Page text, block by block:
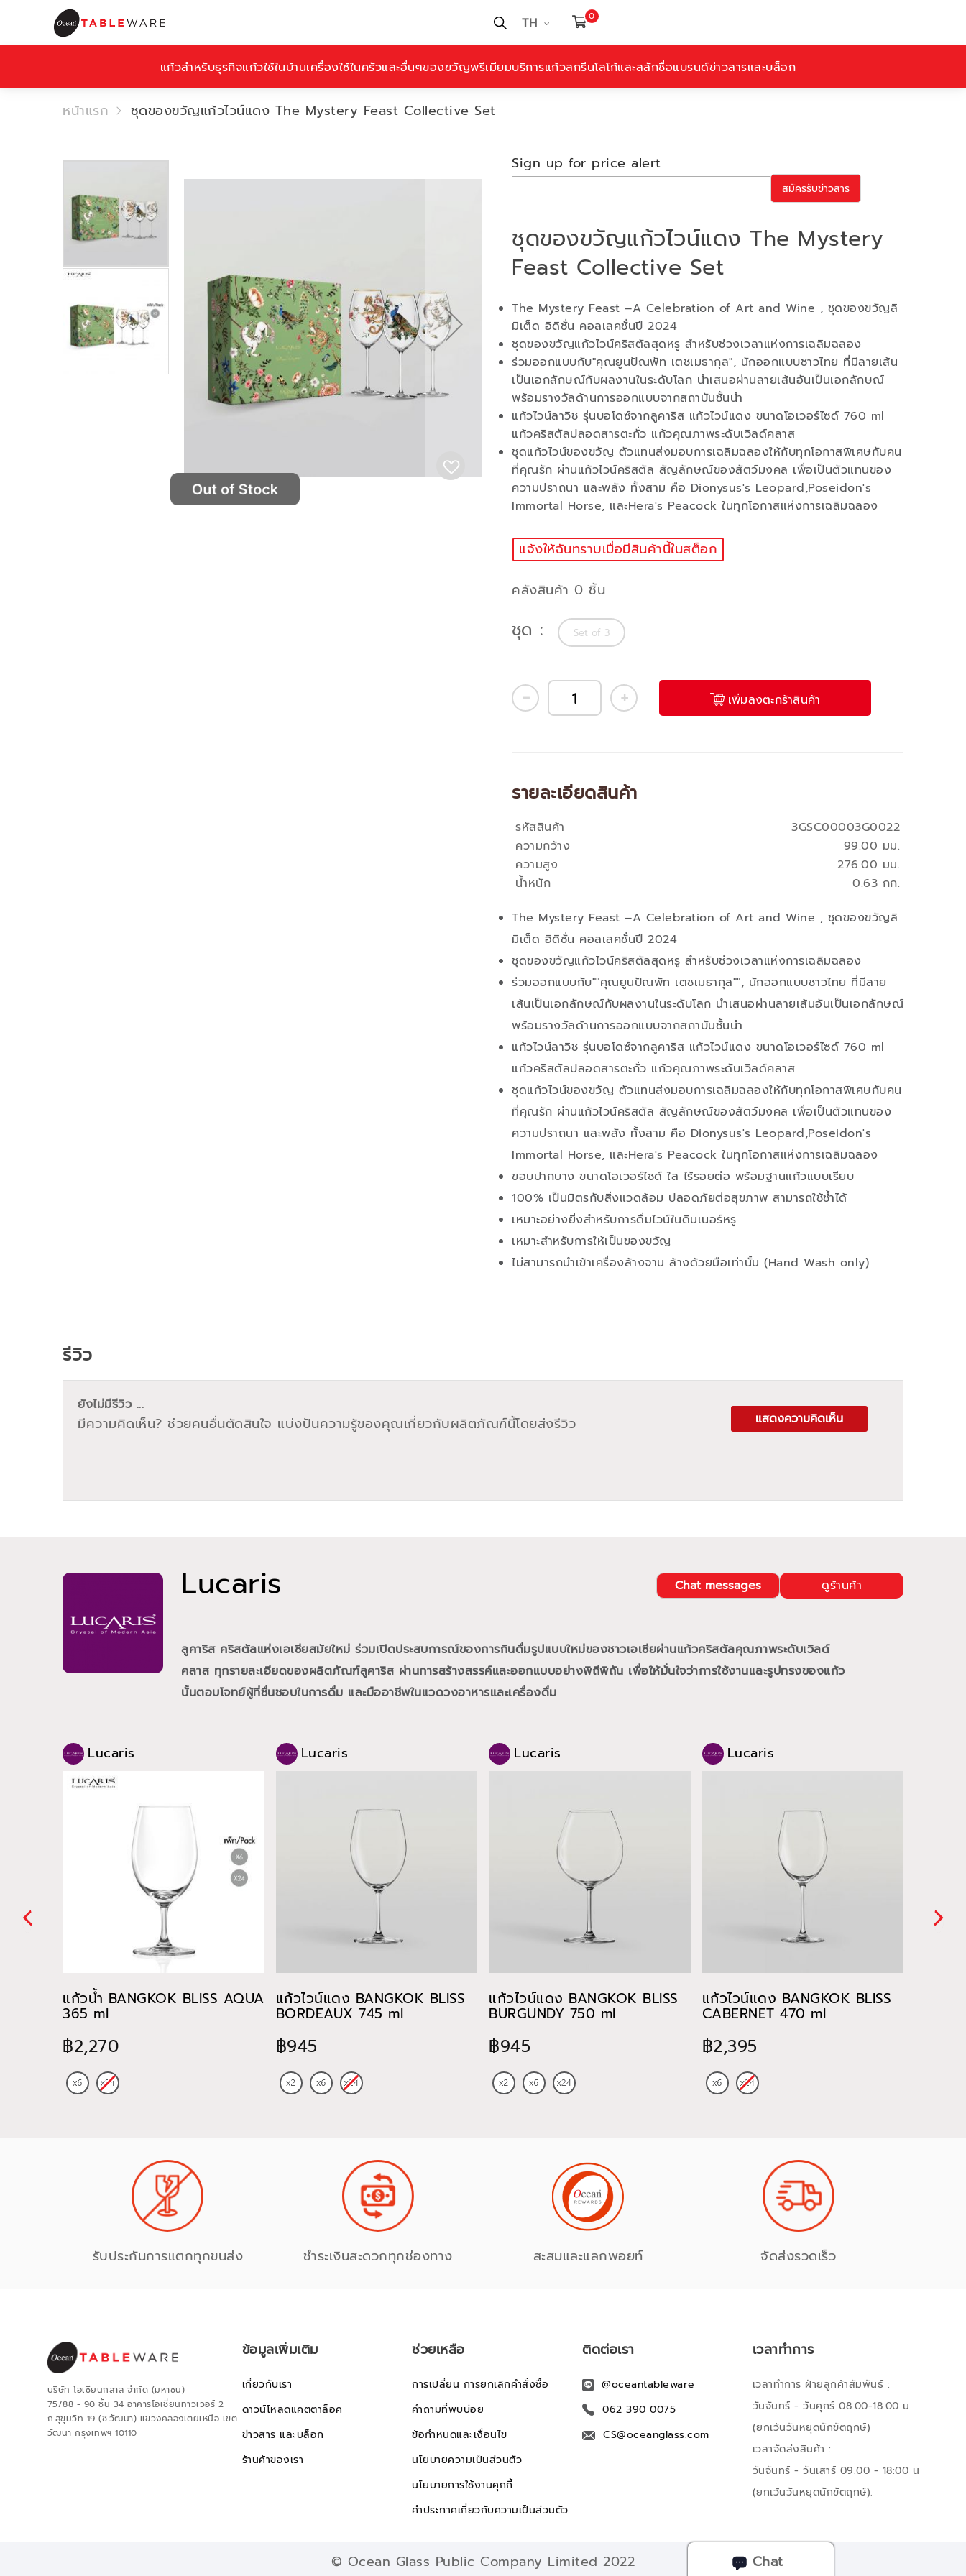
TH 0
แก้วสำหรับธุรกิจแก้วใช้ในบ้านเครื่องใช้ในครัวและอื่นๆของขวัญพรีเมียมบริการแก้วสกรีนโลโก้และสลักชื่อแบรนด์ข่าวสารและบล็อก
หน้าแรก ชุดของขวัญแก้วไวน์แดง The Mystery Feast Collective Set
ชุดของขวัญแก้วไวน์แดง The Mystery
Feast Collective Set
คลังสินค้า 0 ชิ้น
The Mystery Feast –A Celebration of Art and Wine , ชุดของขวัญลิ
มิเต็ด อิดิชั่น คอลเลคชั่นปี 2024
ชุดของขวัญแก้วไวน์คริสตัลสุดหรู สำหรับช่วงเวลาแห่งการเฉลิมฉลอง
ร่วมออกแบบกับ"คุณยูนปัณพัท เตชเมธากุล", นักออกแบบชาวไทย ที่มีลายเส้น
เป็นเอกลักษณ์กับผลงานในระดับโลก นำเสนอผ่านลายเส้นอันเป็นเอกลักษณ์
พร้อมรางวัลด้านการออกแบบจากสถาบันชั้นนำ
แก้วไวน์ลาวิช รุ่นบอโดซ์จากลูคาริส แก้วไวน์แดง ขนาดโอเวอร์ไซด์ 760 ml
แก้วคริสตัลปลอดสารตะกั่ว แก้วคุณภาพระดับเวิลด์คลาส
ชุดแก้วไวน์ของขวัญ ตัวแทนส่งมอบการเฉลิมฉลองให้กับทุกโอกาสพิเศษกับคน
ที่คุณรัก ผ่านแก้วไวน์คริสตัล สัญลักษณ์ของสัตว์มงคล เพื่อเป็นตัวแทนของ
ความปราถนา และพลัง ทั้งสาม คือ Dionysus's Leopard,Poseidon's
Immortal Horse, และHera's Peacock ในทุกโอกาสแห่งการเฉลิมฉลอง
Sign up for price alert
สมัครรับข่าวสาร
แจ้งให้ฉันทราบเมื่อมีสินค้านี้ในสต็อก
ชุด Set of 3
เพิ่มลงตะกร้าสินค้า
The Mystery Feast –A Celebration of Art and Wine , ชุดของขวัญลิ
มิเต็ด อิดิชั่น คอลเลคชั่นปี 2024
ชุดของขวัญแก้วไวน์คริสตัลสุดหรู สำหรับช่วงเวลาแห่งการเฉลิมฉลอง
ร่วมออกแบบกับ""คุณยูนปัณพัท เตชเมธากุล"", นักออกแบบชาวไทย ที่มีลาย
เส้นเป็นเอกลักษณ์กับผลงานในระดับโลก นำเสนอผ่านลายเส้นอันเป็นเอกลักษณ์
พร้อมรางวัลด้านการออกแบบจากสถาบันชั้นนำ
แก้วไวน์ลาวิช รุ่นบอโดซ์จากลูคาริส แก้วไวน์แดง ขนาดโอเวอร์ไซด์ 760 ml
แก้วคริสตัลปลอดสารตะกั่ว แก้วคุณภาพระดับเวิลด์คลาส
ชุดแก้วไวน์ของขวัญ ตัวแทนส่งมอบการเฉลิมฉลองให้กับทุกโอกาสพิเศษกับคน
ที่คุณรัก ผ่านแก้วไวน์คริสตัล สัญลักษณ์ของสัตว์มงคล เพื่อเป็นตัวแทนของ
ความปราถนา และพลัง ทั้งสาม คือ Dionysus's Leopard,Poseidon's
Immortal Horse, และHera's Peacock ในทุกโอกาสแห่งการเฉลิมฉลอง
ขอบปากบาง ขนาดโอเวอร์ไซด์ ใส ไร้รอยต่อ พร้อมฐานแก้วแบบเรียบ
100% เป็นมิตรกับสิ่งแวดล้อม ปลอดภัยต่อสุขภาพ สามารถใช้ช้ำได้
เหมาะอย่างยิ่งสำหรับการดื่มไวน์ในดินเนอร์หรู
เหมาะสำหรับการให้เป็นของขวัญ
ไม่สามารถนำเข้าเครื่องล้างจาน ล้างด้วยมือเท่านั้น (Hand Wash only)
รายละเอียดสินค้า
คุณสมบัติ
ความสูง 276.00 มม.
รหัสสินค้า 3GSC00003G0022
น้ำหนัก 0.63 กก.
ความกว้าง 99.00 มม.
Chat
Lucaris ดูร้านค้า
Chat messages
ลูคาริส คริสตัลแห่งเอเชียสมัยใหม่ ร่วมเปิดประสบการณ์ของการกินดื่มรูปแบบใหม่ของชาวเอเชียผ่านแก้วคริสตัลคุณภาพระดับเวิลด์
คลาส ทุกรายละเอียดของผลิตภัณฑ์ลูคาริส ผ่านการสร้างสรรค์และออกแบบอย่างพิถีพิถัน เพื่อให้มั่นใจว่าการใช้งานและรูปทรงของแก้ว
นั้นตอบโจทย์ผู้ที่ชื่นชอบในการดื่ม และมืออาชีพในแวดวงอาหารและเครื่องดื่ม
Lucaris
แก้วน้ำ BANGKOK BLISS AQUA
365 ml
฿2,270
Lucaris
แก้วไวน์แดง BANGKOK BLISS
BORDEAUX 745 ml
฿945
Lucaris
แก้วไวน์แดง BANGKOK BLISS
BURGUNDY 750 ml
฿945
Lucaris
แก้วไวน์แดง BANGKOK BLISS
CABERNET 470 ml
฿2,395
รีวิว
ยังไม่มีรีวิว ...
มีความคิดเห็น? ช่วยคนอื่นตัดสินใจ แบ่งปันความรู้ของคุณเกี่ยวกับผลิตภัณฑ์นี้โดยส่งรีวิว แสดงความคิดเห็น
รับประกันการแตกทุกขนส่ง ชำระเงินสะดวกทุกช่องทาง สะสมและแลกพอยท์ จัดส่งรวดเร็ว
บริษัท โอเชียนกลาส จำกัด (มหาชน)
75/88 - 90 ชั้น 34 อาคารโอเชี่ยนทาวเวอร์ 2
ถ.สุขุมวิท 19 (ซ.วัฒนา) แขวงคลองเตยเหนือ เขต
วัฒนา กรุงเทพฯ 10110
ข้อมูลเพิ่มเติม
เกี่ยวกับเรา
ดาวน์โหลดแคตตาล็อค
ข่าวสาร และบล็อก
ร้านค้าของเรา
ช่วยเหลือ
การเปลี่ยน การยกเลิกคำสั่งซื้อ
คำถามที่พบบ่อย
ข้อกำหนดและเงื่อนไข
นโยบายความเป็นส่วนตัว
นโยบายการใช้งานคุกกี้
คำประกาศเกี่ยวกับความเป็นส่วนตัว
ติดต่อเรา
@oceantableware
062 390 0075
CS@oceanglass.com
เวลาทำการ
เวลาทำการ ฝ่ายลูกค้าสัมพันธ์ :
วันจันทร์ - วันศุกร์ 08.00-18.00 น.
(ยกเว้นวันหยุดนักขัตฤกษ์)
เวลาจัดส่งสินค้า :
วันจันทร์ - วันเสาร์ 09.00 - 18:00 น
(ยกเว้นวันหยุดนักขัตฤกษ์).
© Ocean Glass Public Company Limited 2022